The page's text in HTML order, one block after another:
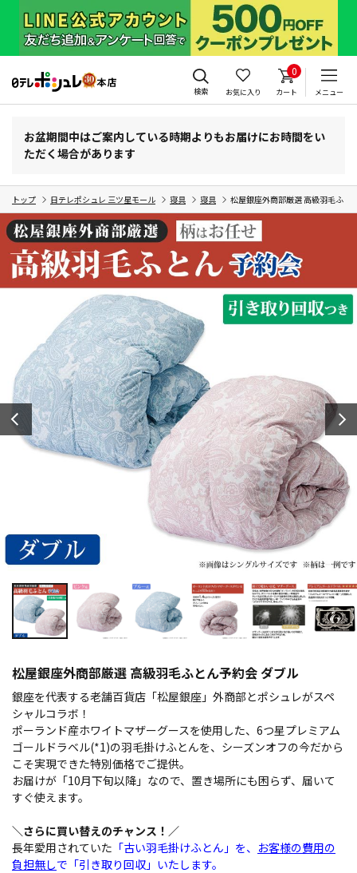
検索 お気に入り
0
カート メニュー
お盆期間中はご案内している時期よりもお届けにお時間をい
ただく場合があります
トップ 日テレポシュレ 三ツ星モール 寝具 寝具 松屋銀座外商部厳選 高級羽毛ふと
松屋銀座外商部厳選 高級羽毛ふとん予約会 ダブル
銀座を代表する老舗百貨店「松屋銀座」外商部とポシュレがスペ
シャルコラボ！
ポーランド産ホワイトマザーグースを使用した、6つ星プレミアム
ゴールドラベル(*1)の羽毛掛けふとんを、シーズンオフの今だから
こそ実現できた特別価格でご提供。
お届けが「10月下旬以降」なので、置き場所にも困らず、届いて
すぐ使えます。
＼さらに買い替えのチャンス！／
長年愛用されていた 「古い羽毛掛けふとん」を、 お客様の費用の
負担無しで「引き取り回収」いたします。